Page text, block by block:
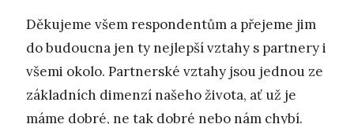
Děkujeme všem respondentům a přejeme jim
do budoucna jen ty nejlepší vztahy s partnery i
všemi okolo. Partnerské vztahy jsou jednou ze
základních dimenzí našeho života, ať už je
máme dobré, ne tak dobré nebo nám chybí.